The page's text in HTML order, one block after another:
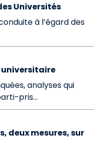
Universités
à l’égard des
analyses qui
pris...
deux mesures, sur